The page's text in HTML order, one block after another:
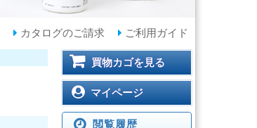
カタログのご請求
ご利用ガイド
買物カゴを見る
マイページ
閲覧履歴